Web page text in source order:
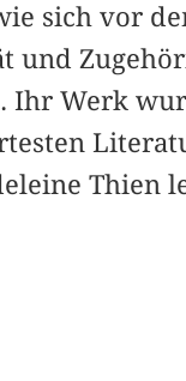
sich vor
und
Ihr Werk
Thien